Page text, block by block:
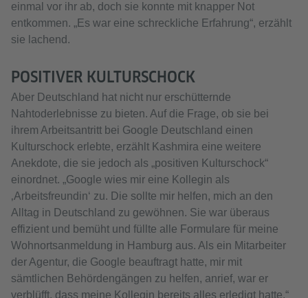
einmal vor ihr ab, doch sie konnte mit knapper Not
entkommen. „Es war eine schreckliche Erfahrung“, erzählt
sie lachend.
POSITIVER KULTURSCHOCK
Aber Deutschland hat nicht nur erschütternde
Nahtoderlebnisse zu bieten. Auf die Frage, ob sie bei
ihrem Arbeitsantritt bei Google Deutschland einen
Kulturschock erlebte, erzählt Kashmira eine weitere
Anekdote, die sie jedoch als „positiven Kulturschock“
einordnet. „Google wies mir eine Kollegin als
‚Arbeitsfreundin‘ zu. Die sollte mir helfen, mich an den
Alltag in Deutschland zu gewöhnen. Sie war überaus
effizient und bemüht und füllte alle Formulare für meine
Wohnortsanmeldung in Hamburg aus. Als ein Mitarbeiter
der Agentur, die Google beauftragt hatte, mir mit
sämtlichen Behördengängen zu helfen, anrief, war er
verblüfft, dass meine Kollegin bereits alles erledigt hatte.“